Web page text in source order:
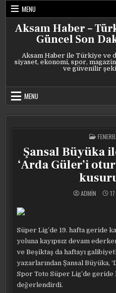
Skip
content
MENU
Aksam Haber –
Güncel Son
Aksam Haber ile Türkiye ve
siyaset, ekonomi, spor,
ve güvenilir
MENU
IN
Şansal Büyüka
‘Arda Güler’i
ADMIN
Süper Lig’de 19. hafta geride
yoluna kayıpsız devam
ve Beşiktaş da haftayı
yazarlarından Şansal Büyüka,
Spor Toto Süper Lig’de geride
değerlendirdi.